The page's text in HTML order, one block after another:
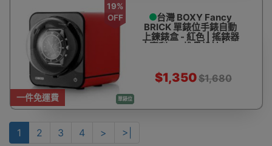
一件免運費 單錶位
19%
OFF
台灣 BOXY Fancy
BRICK 單錶位手錶自動
上鍊錶盒 - 紅色 | 搖錶器
| 專利DIY堆疊設計 | 15
保用
$1,350$1,680
1 2 3 4 >
>|